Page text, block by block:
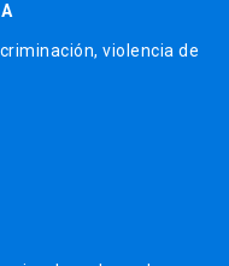
violencia de